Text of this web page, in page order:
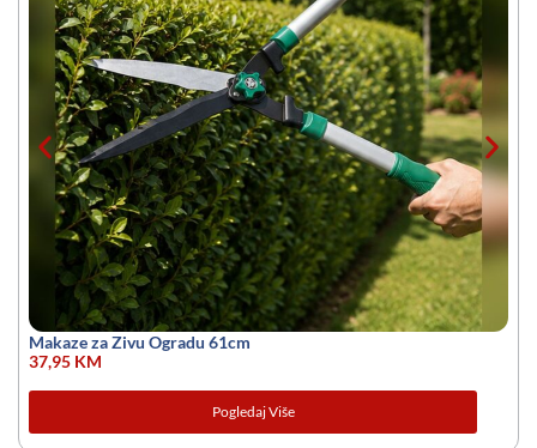
Makaze za Zivu Ogradu 61cm
37,95 KM
Pogledaj Više